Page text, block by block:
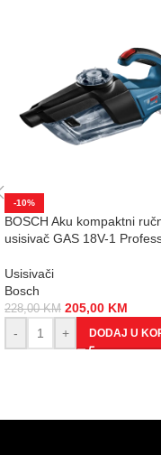
-10%
BOSCH Aku kompaktni
usisivač GAS 18V-1
Usisivači
Bosch
228,00KM 205,00 KM
-
+ DODAJ U